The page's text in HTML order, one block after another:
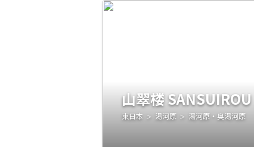
山翠楼 SANSUIROU
東日本 湯河原
湯河原・奥湯河原